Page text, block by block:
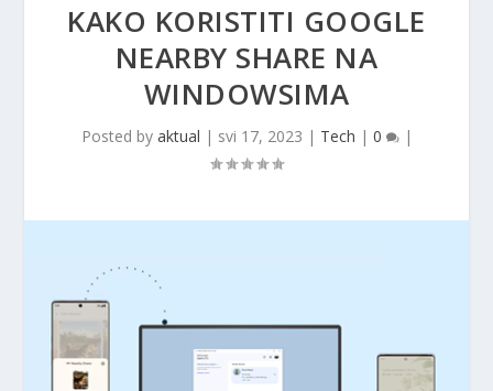
KAKO KORISTITI GOOGLE
NEARBY SHARE NA
WINDOWSIMA
Posted by aktual | svi 17, 2023 | Tech | 0 |